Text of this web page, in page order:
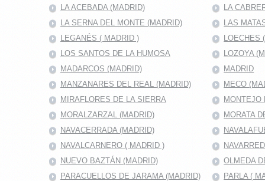
LA ACEBADA (MADRID)
LA
LA SERNA DEL MONTE (MADRID)
LAS
LEGANÉS ( MADRID )
LOECHES
LOS SANTOS DE LA HUMOSA
LOZOYA
MADARCOS (MADRID)
MADRID
MANZANARES DEL REAL (MADRID)
MECO
MIRAFLORES DE LA SIERRA
MONTEJO
MORALZARZAL (MADRID)
MORATA
NAVACERRADA (MADRID)
NAVALCARNERO ( MADRID )
NUEVO BAZTÁN (MADRID)
OLMEDA
PARACUELLOS DE JARAMA (MADRID)
PARLA (